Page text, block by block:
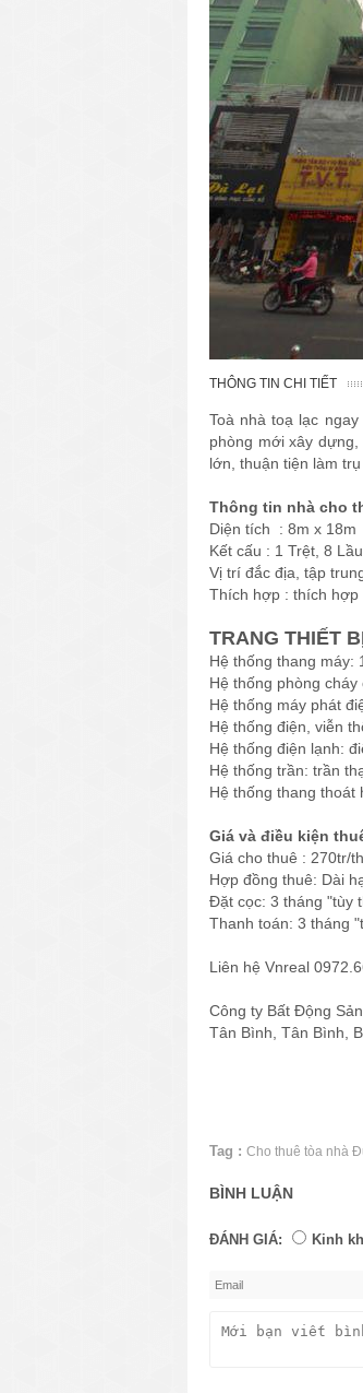
THÔNG TIN CHI TIẾT
Toà nhà toạ lạc
phòng mới xây
lớn, thuận tiện làm
Thông tin nhà cho
Diện tích : 8m x 18m
Kết cấu : 1 Trệt, 8
Vị trí đắc địa, tập
Thích hợp : thích hợp
TRANG THIẾT
Hệ thống thang máy:
Hệ thống phòng
Hệ thống máy phát
Hệ thống điện, viễn
Hệ thống điện lạnh:
Hệ thống trần: trần
Hệ thống thang thoát
Giá và điều kiện
Giá cho thuê : 270tr/
Hợp đồng thuê: Dài
Đặt cọc: 3 tháng "tùy
Thanh toán: 3 tháng
Liên hệ Vnreal
Công ty Bất Động
Tân Bình, Tân Bình,
Tag : Cho thuê tòa nhà
BÌNH LUẬN
ĐÁNH GIÁ: Kinh